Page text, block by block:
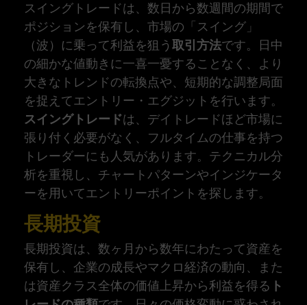
スイングトレードは、数日から数週間の期間で
ポジションを保有し、市場の「スイング」
（波）に乗って利益を狙う 取引方法です。日中
の細かな値動きに一喜一憂することなく、より
大きなトレンドの転換点や、短期的な調整局面
を捉えてエントリー・エグジットを行います。
スイングトレードは、デイトレードほど市場に
張り付く必要がなく、フルタイムの仕事を持つ
トレーダーにも人気があります。テクニカル分
析を重視し、チャートパターンやインジケータ
ーを用いてエントリーポイントを探します。
長期投資
長期投資は、数ヶ月から数年にわたって資産を
保有し、企業の成長やマクロ経済の動向、また
は資産クラス全体の価値上昇から利益を得る ト